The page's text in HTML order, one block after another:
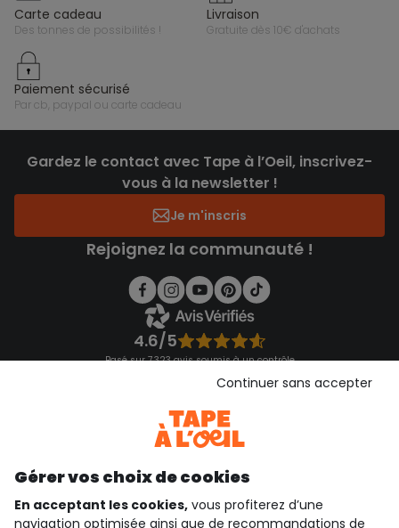
carte cadeau
des tonnes de possibilités !
livraison
gratuite dès 10€ d'achats
paiement sécurisé
par cb, paypal ou carte cadeau
Gardez le contact avec Tape à l’Oeil, inscrivez-
vous à la newsletter !
Je m'inscris
Rejoignez la communauté !
4.6/5
Basé sur 7 323 avis soumis à un contrôle
Consulter les CGU
Gérer vos choix de cookies
En acceptant les cookies, vous profiterez d’une
navigation optimisée ainsi que de recommandations de
Continuer sans accepter